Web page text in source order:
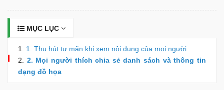
MỤC LỤC
1. Thu hút tự mãn khi xem nội dung của mọi người
2. Mọi người thích chia sẻ danh sách và thông tin
dạng đồ họa